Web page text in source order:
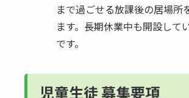
まで過ごせる放課後の居場所
ます。長期休業中も開設して
です。
児童生徒 募集要項